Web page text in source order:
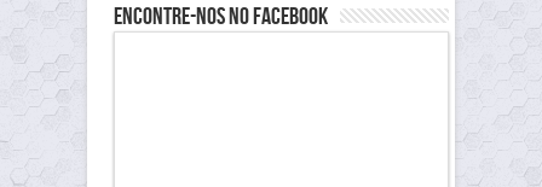
Encontre-nos no Facebook